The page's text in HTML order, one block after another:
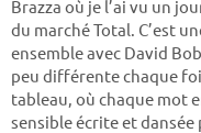
Brazza où je l’ai vu un
du marché Total. C’est
ensemble avec David
peu différente chaque
tableau, où chaque mot
sensible écrite et dansée